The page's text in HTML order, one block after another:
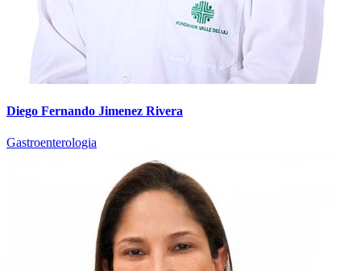
Diego Fernando Jimenez Rivera
Gastroenterologia